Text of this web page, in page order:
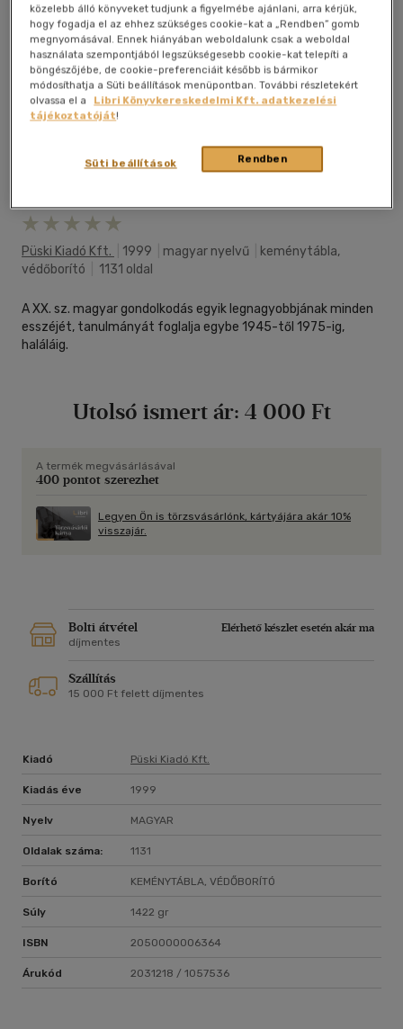
Püski Kiadó Kft. 1999 magyar nyelvű
keménytábla,
védőborító
1131 oldal
A XX. sz. magyar gondolkodás egyik legnagyobbjának minden
esszéjét, tanulmányát foglalja egybe 1945-től 1975-ig,
haláláig.
Utolsó ismert ár: 4 000 Ft
A termék megvásárlásával
400 pontot szerezhet
Legyen Ön is törzsvásárlónk, kártyájára akár 10%
visszajár.
Bolti átvétel
Elérhető készlet esetén akár ma
díjmentes
Szállítás
15 000 Ft felett díjmentes
Kiadó Püski Kiadó Kft.
Kiadás éve 1999
Nyelv MAGYAR
Oldalak száma: 1131
Borító KEMÉNYTÁBLA, VÉDŐBORÍTÓ
Súly 1422 gr
ISBN 2050000006364
Árukód 2031218 / 1057536
közelebb álló könyveket tudjunk a figyelmébe ajánlani, arra kérjük,
hogy fogadja el az ehhez szükséges cookie-kat a „Rendben” gomb
megnyomásával. Ennek hiányában weboldalunk csak a weboldal
használata szempontjából legszükségesebb cookie-kat telepíti a
böngészőjébe, de cookie-preferenciáit később is bármikor
módosíthatja a Süti beállítások menüpontban. További részletekért
olvassa el a
Libri Könyvkereskedelmi Kft. adatkezelési
tájékoztatóját!
Rendben
Süti beállítások